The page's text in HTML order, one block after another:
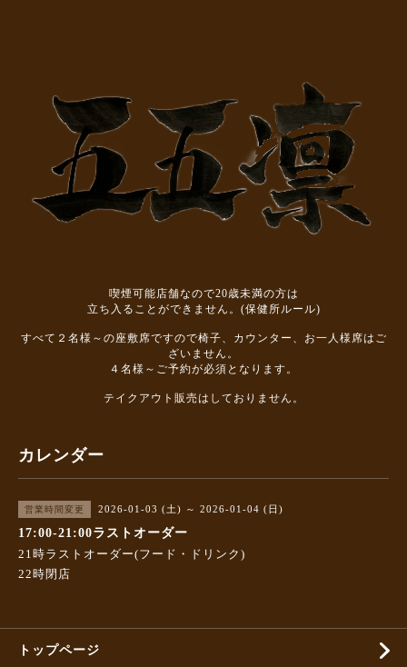
喫煙可能店舗なので20歳未満の方は
立ち入ることができません。(保健所ルール)
すべて２名様～の座敷席ですので椅子、カウンター、お一人様席はご
ざいません。
４名様～ご予約が必須となります。
テイクアウト販売はしておりません。
カレンダー
営業時間変更 2026-01-03 (土) ～ 2026-01-04 (日)
17:00-21:00ラストオーダー
21時ラストオーダー(フード・ドリンク)
22時閉店
トップページ